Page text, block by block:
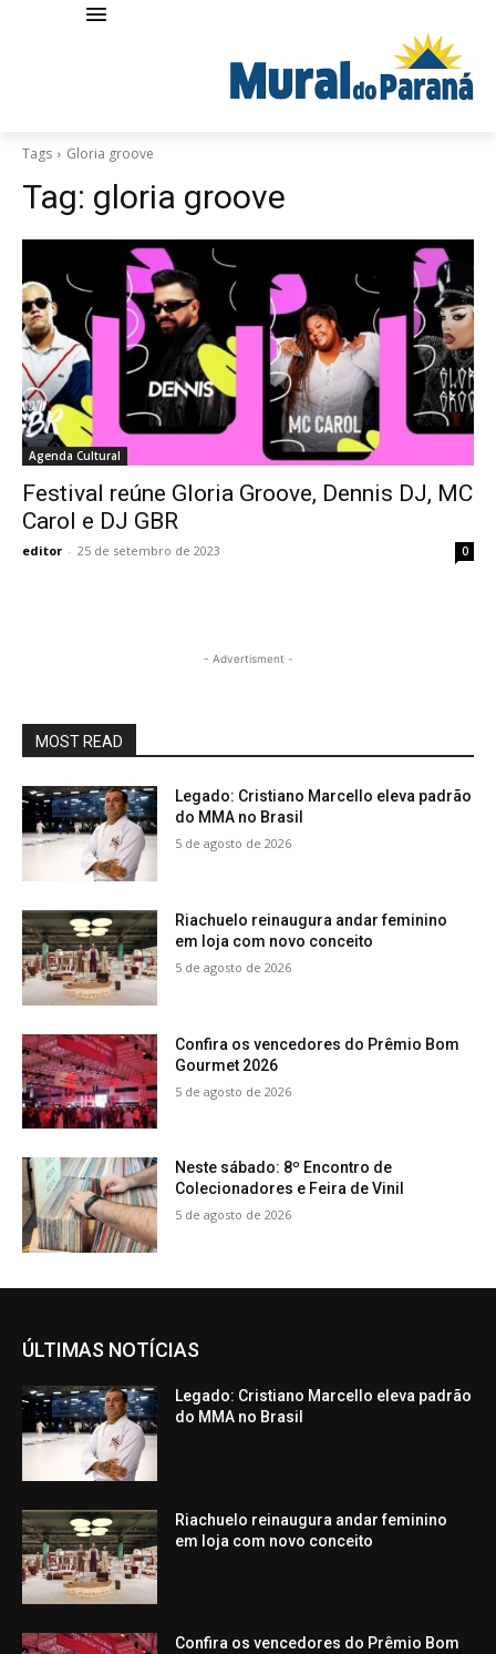
Tags Gloria groove
Tag: gloria groove
Agenda Cultural
Festival reúne Gloria Groove, Dennis DJ, MC
Carol e DJ GBR
editor - 25 de setembro de 2023 0
- Advertisment -
MOST READ
Legado: Cristiano Marcello eleva padrão
do MMA no Brasil
5 de agosto de 2026
Riachuelo reinaugura andar feminino
em loja com novo conceito
5 de agosto de 2026
Confira os vencedores do Prêmio Bom
Gourmet 2026
5 de agosto de 2026
Neste sábado: 8º Encontro de
Colecionadores e Feira de Vinil
5 de agosto de 2026
ÚLTIMAS NOTÍCIAS
Legado: Cristiano Marcello eleva padrão
do MMA no Brasil
Riachuelo reinaugura andar feminino
em loja com novo conceito
Confira os vencedores do Prêmio Bom